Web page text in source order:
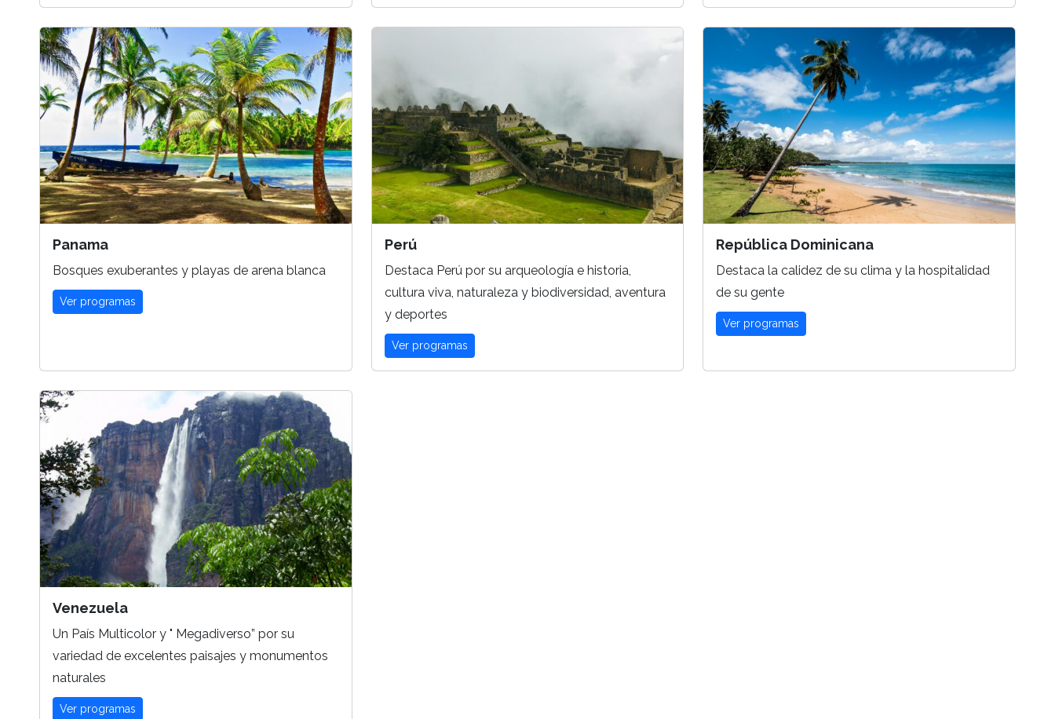
Panama
Bosques exuberantes y playas de arena blanca
Ver programas
Perú
Destaca Perú por su arqueología e historia,
cultura viva, naturaleza y biodiversidad, aventura
y deportes
Ver programas
República Dominicana
Destaca la calidez de su clima y la hospitalidad
de su gente
Ver programas
Venezuela
Un País Multicolor y " Megadiverso” por su
variedad de excelentes paisajes y monumentos
naturales
Ver programas